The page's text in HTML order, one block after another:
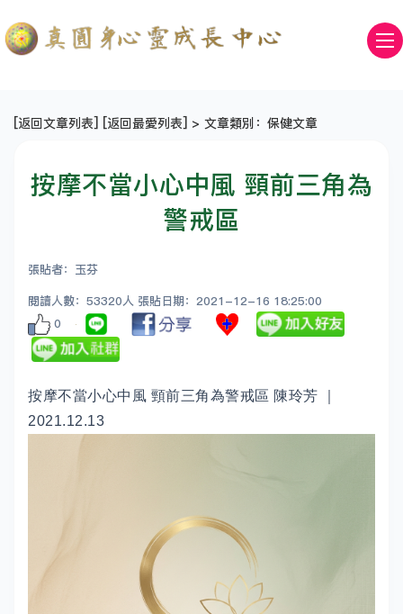
[返回文章列表] [返回最愛列表] > 文章類別：保健文章
按摩不當小心中風 頸前三角為
警戒區
張貼者：玉芬
閱讀人數：53320人 張貼日期：2021-12-16 18:25:00
0
按摩不當小心中風 頸前三角為警戒區 陳玲芳 ｜
2021.12.13